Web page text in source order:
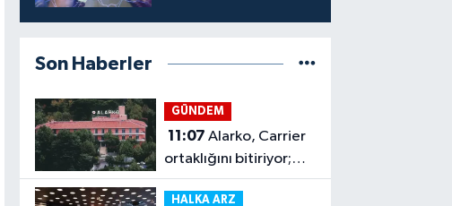
Son Haberler
GÜNDEM
11:07 Alarko, Carrier
ortaklığını bitiriyor;
payı yüzde 84,06’ya
HALKA ARZ